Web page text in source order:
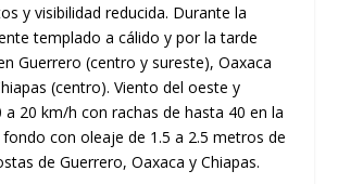
y visibilidad reducida. Durante la
templado a cálido y por la tarde
Guerrero (centro y sureste), Oaxaca
(centro). Viento del oeste y
a 20 km/h con rachas de hasta 40 en la
con oleaje de 1.5 a 2.5 metros de
de Guerrero, Oaxaca y Chiapas.